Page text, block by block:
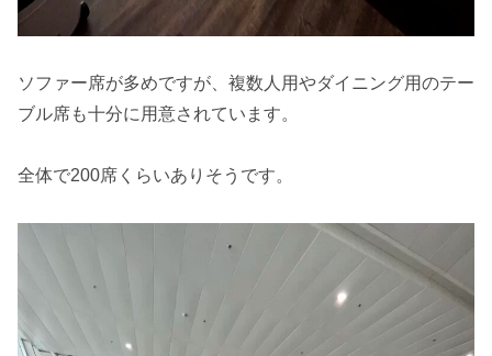
ソファー席が多めですが、複数人用やダイニング用のテー
ブル席も十分に用意されています。
全体で200席くらいありそうです。